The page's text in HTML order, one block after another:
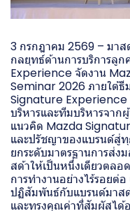
3 กรกฎาคม 2569 – มาส
กลยุทธ์ด้านการบริการลู
Experience จัดงาน
Seminar 2026 ภายใต้
Signature
บริหารและทีมบริหารจาก
แนวคิด Mazda
และปรัชญาของแบรนด์สู่
ยกระดับมาตรฐานการส่
สด้าให้เป็นหนึ่งเดียวตล
การทำงานอย่างไร้รอยต่
ปฏิสัมพันธ์กับแบรนด์มาส
และทรงคุณค่าที่สัมผัสได้